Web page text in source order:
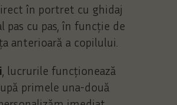
în portret cu ghidaj
pas cu pas, în funcție de
anterioară a copilului.
, lucrurile funcționează
primele una-două